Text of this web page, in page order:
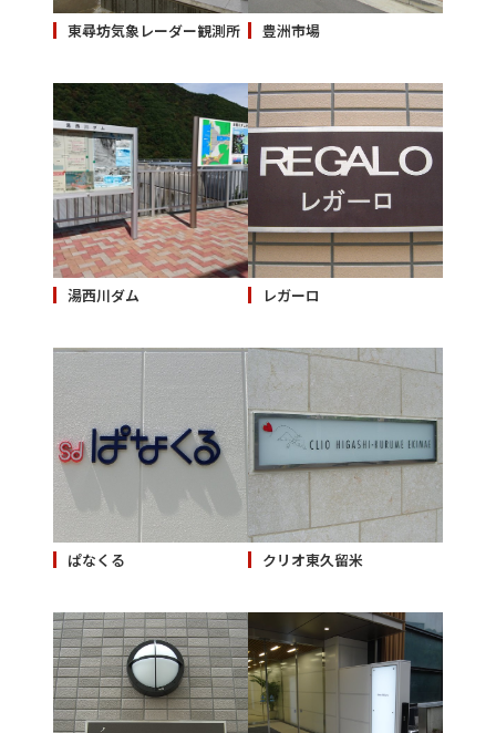
東尋坊気象レーダー観測所 豊洲市場
湯西川ダム レガーロ
ぱなくる クリオ東久留米